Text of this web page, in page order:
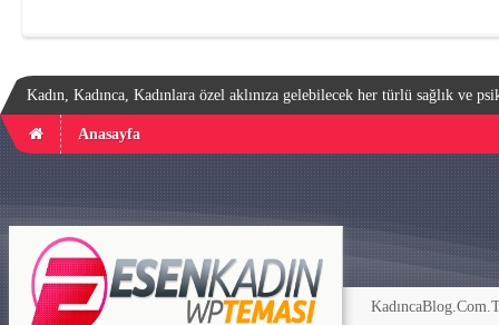
Kadın, Kadınca, Kadınlara özel aklınıza gelebilecek her türlü sağlık ve
Anasayfa